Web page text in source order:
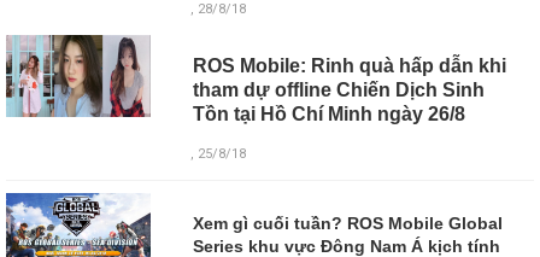
, 28/8/18
ROS Mobile: Rinh quà hấp dẫn khi
tham dự offline Chiến Dịch Sinh
Tồn tại Hồ Chí Minh ngày 26/8
, 25/8/18
Xem gì cuối tuần? ROS Mobile Global
Series khu vực Đông Nam Á kịch tính